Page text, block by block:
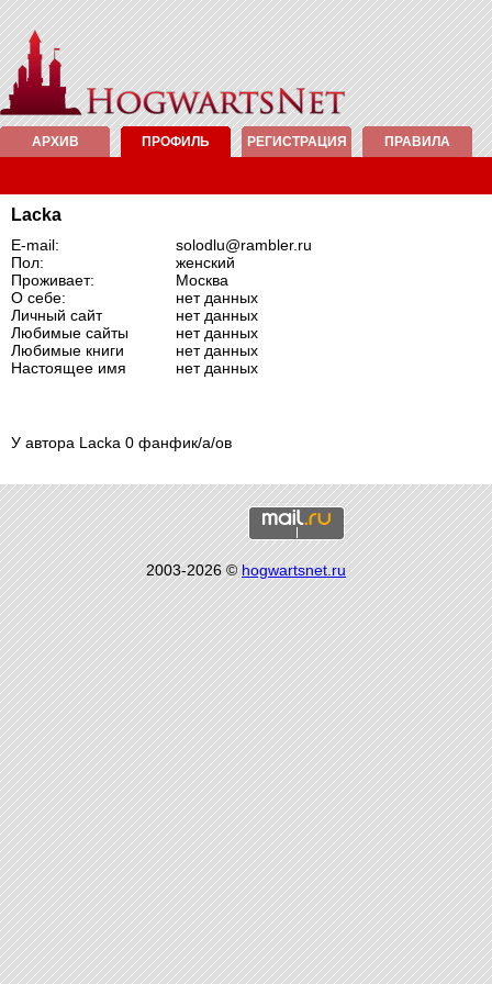
АРХИВ ПРОФИЛЬ РЕГИСТРАЦИЯ ПРАВИЛА
Lacka
E-mail:
solodlu@rambler.ru
Пол:
женский
Проживает:
Москва
О себе:
нет данных
Личный сайт
нет данных
Любимые сайты
нет данных
Любимые книги
нет данных
Настоящее имя
нет данных
У автора Lacka 0 фанфик/а/ов
2003-2026 ©hogwartsnet.ru